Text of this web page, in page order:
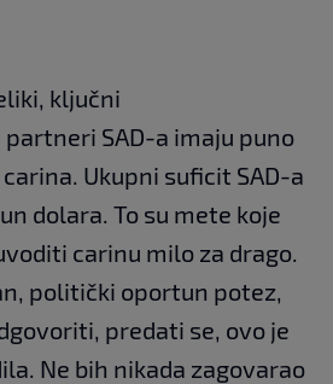
ključni
SAD-a imaju puno
Ukupni suficit SAD-a
dolara. To su mete koje
carinu milo za drago.
politički oportun potez,
predati se, ovo je
Ne bih nikada zagovarao